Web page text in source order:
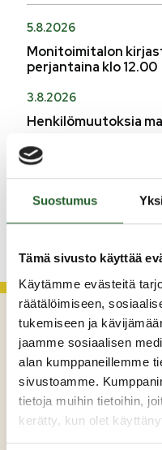
Suostumus
Tämä sivusto käyttää
Käytämme evästeitä
räätälöimiseen,
tukemiseen ja
jaamme sosiaalisen
alan kumppaneillemme
sivustoamme.
tietoja muihin tietoihin,
kerätty, kun olet
5.8.2026
Monitoimitalon
perjantaina klo 12.00
3.8.2026
Henkilömuutoksia
29.7.2026
Asfaltointityöt
KATSO KAIKKI